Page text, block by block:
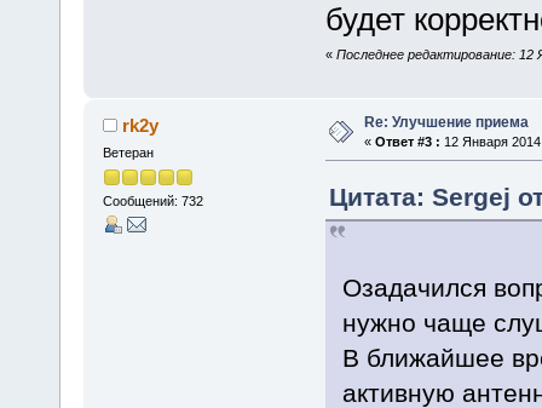
будет
« Последнее редактирование: 12
rk2y
Ветеран
Сообщений: 732
Re: Улучшение приема
« Ответ #3 : 12 Января
Цитата: Sergej
Озадачился
нужно чаще
В ближайшее
активную